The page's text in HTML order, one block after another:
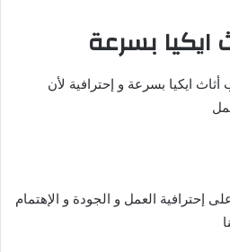
ايكيا بسرعة
ايكيا بسرعة و إحترافية لأن
إحترافية العمل و الجودة و الإهتمام